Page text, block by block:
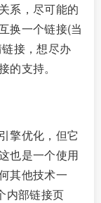
系，尽可能的
换一个链接(当
接，想尽办
支持。
擎优化，但它
也是一个使用
其他技术一
内部链接页